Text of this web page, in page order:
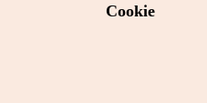
Cookie